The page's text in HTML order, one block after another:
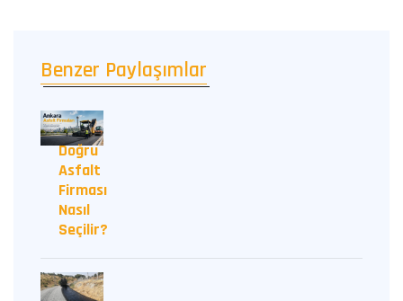
Benzer Paylaşımlar
Doğru
Asfalt
Firması
Nasıl
Seçilir?